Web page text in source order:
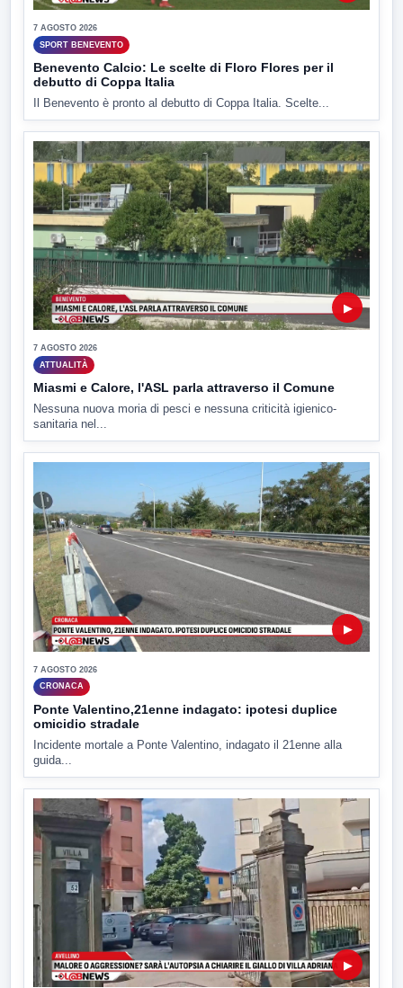
7 AGOSTO 2026
SPORT BENEVENTO
Benevento Calcio: Le scelte di Floro Flores per il
debutto di Coppa Italia
Il Benevento è pronto al debutto di Coppa Italia. Scelte...
▶
7 AGOSTO 2026
ATTUALITÀ
Miasmi e Calore, l'ASL parla attraverso il Comune
Nessuna nuova moria di pesci e nessuna criticità igienico-
sanitaria nel...
▶
7 AGOSTO 2026
CRONACA
Ponte Valentino,21enne indagato: ipotesi duplice
omicidio stradale
Incidente mortale a Ponte Valentino, indagato il 21enne alla
guida...
▶